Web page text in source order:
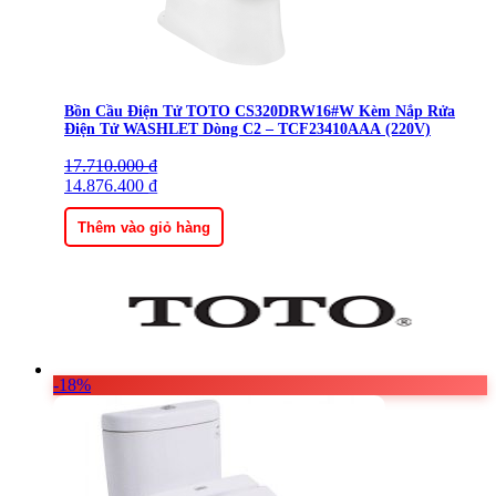
Bồn Cầu Điện Tử TOTO CS320DRW16#W Kèm Nắp Rửa
Điện Tử WASHLET Dòng C2 – TCF23410AAA (220V)
17.710.000₫
Giá
gốc
là:
17.710.000 ₫.
14.876.400 ₫
Giá
hiện
tại
là:
14.876.400 ₫.
Thêm vào giỏ hàng
-18%